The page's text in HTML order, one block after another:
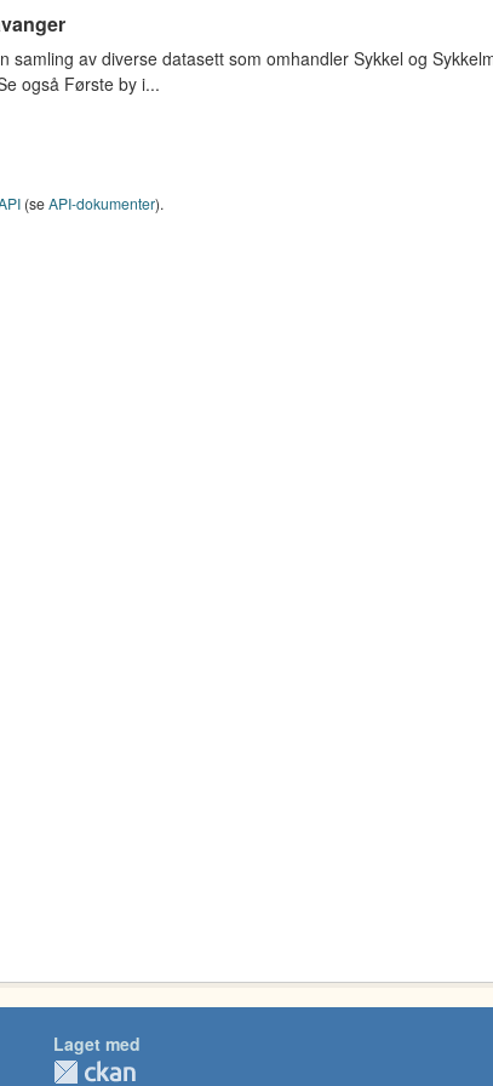
samling av diverse datasett som omhandler Sykkel og
også Første by i...
(seAPI-dokumenter).
Laget med